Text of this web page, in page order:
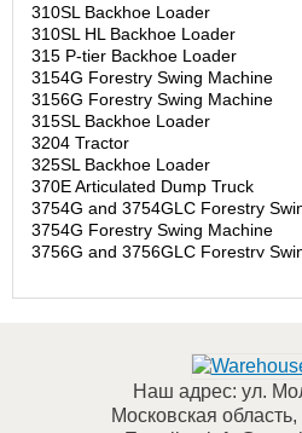
310SL Backhoe Loader
310SL HL Backhoe Loader
315 P-tier Backhoe Loader
3154G Forestry Swing Machine
3156G Forestry Swing Machine
315SL Backhoe Loader
3204 Tractor
325SL Backhoe Loader
370E Articulated Dump Truck
3754G and 3754GLC Forestry
3754G Forestry Swing Machine
3756G and 3756GLC Forestry
400R Self-Propelled Spreader
410E Articulated Dump Truck
410E II Articulated Dump Truck
410L Backhoe Loader
410R Self-Propelled Sprayer
Наш адрес: ул.
Московская область,